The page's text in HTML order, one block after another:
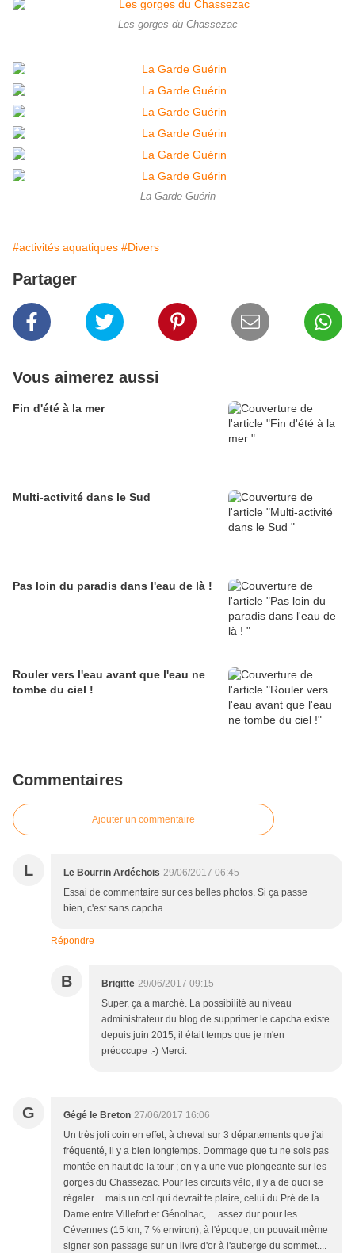
Les gorges du Chassezac
La Garde Guérin
#activités aquatiques #Divers
Partager
Vous aimerez aussi
Fin d'été à la mer
Multi-activité dans le Sud
Pas loin du paradis dans l'eau de là !
Rouler vers l'eau avant que l'eau ne
tombe du ciel !
Commentaires
Ajouter un commentaire
L Le Bourrin Ardéchois 29/06/2017 06:45
Essai de commentaire sur ces belles photos. Si ça passe
bien, c'est sans capcha.
Répondre
B Brigitte 29/06/2017 09:15
Super, ça a marché. La possibilité au niveau
administrateur du blog de supprimer le capcha existe
depuis juin 2015, il était temps que je m'en
préoccupe :-) Merci.
G Gégé le Breton 27/06/2017 16:06
Un très joli coin en effet, à cheval sur 3 départements que j'ai
fréquenté, il y a bien longtemps. Dommage que tu ne sois pas
montée en haut de la tour ; on y a une vue plongeante sur les
gorges du Chassezac. Pour les circuits vélo, il y a de quoi se
régaler.... mais un col qui devrait te plaire, celui du Pré de la
Dame entre Villefort et Génolhac,.... assez dur pour les
Cévennes (15 km, 7 % environ); à l'époque, on pouvait même
signer son passage sur un livre d'or à l'auberge du sommet....